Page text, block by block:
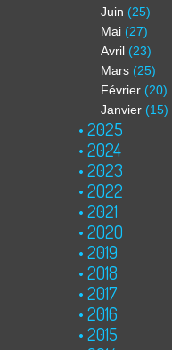
Juin (25)
Mai (27)
Avril (23)
Mars (25)
Février (20)
Janvier (15)
2025
2024
2023
2022
2021
2020
2019
2018
2017
2016
2015